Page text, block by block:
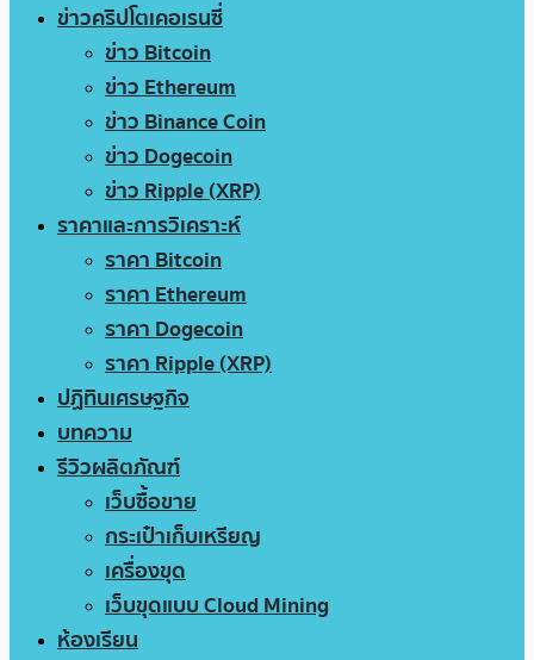
ข่าวคริปโตเคอเรนซี่
ข่าว Bitcoin
ข่าว Ethereum
ข่าว Binance Coin
ข่าว Dogecoin
ข่าว Ripple (XRP)
ราคาและการวิเคราะห์
ราคา Bitcoin
ราคา Ethereum
ราคา Dogecoin
ราคา Ripple (XRP)
ปฏิทินเศรษฐกิจ
บทความ
รีวิวผลิตภัณฑ์
เว็บซื้อขาย
กระเป๋าเก็บเหรียญ
เครื่องขุด
เว็บขุดแบบ Cloud Mining
ห้องเรียน